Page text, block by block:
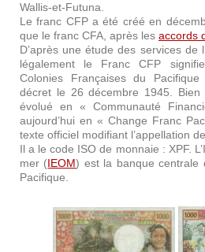
Wallis-et-Futuna.
Le franc CFP a été créé en
que le franc CFA, après les accords
D’après une étude des services de
légalement le Franc CFP
Colonies Françaises du
décret le 26 décembre 1945. Bien
évolué en « Communauté
aujourd’hui en « Change Franc
texte officiel modifiant l’appellation
Il a le code ISO de monnaie : XPF.
mer (IEOM) est la banque centrale
Pacifique.